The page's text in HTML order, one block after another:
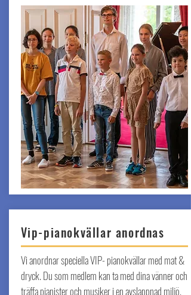
Vip-pianokvällar anordnas
Vi anordnar speciella VIP- pianokvällar med mat &
dryck. Du som medlem kan ta med dina vänner och
träffa pianister och musiker i en avslappnad miljö.